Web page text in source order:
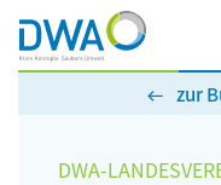
zur
DWA-